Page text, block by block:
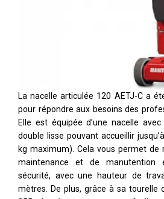
La nacelle articulée 120 AETJ-C a
pour répondre aux besoins des
Elle est équipée d’une nacelle
double lisse pouvant accueillir
kg maximum). Cela vous permet de
maintenance et de
sécurité, avec une hauteur de
mètres. De plus, grâce à sa